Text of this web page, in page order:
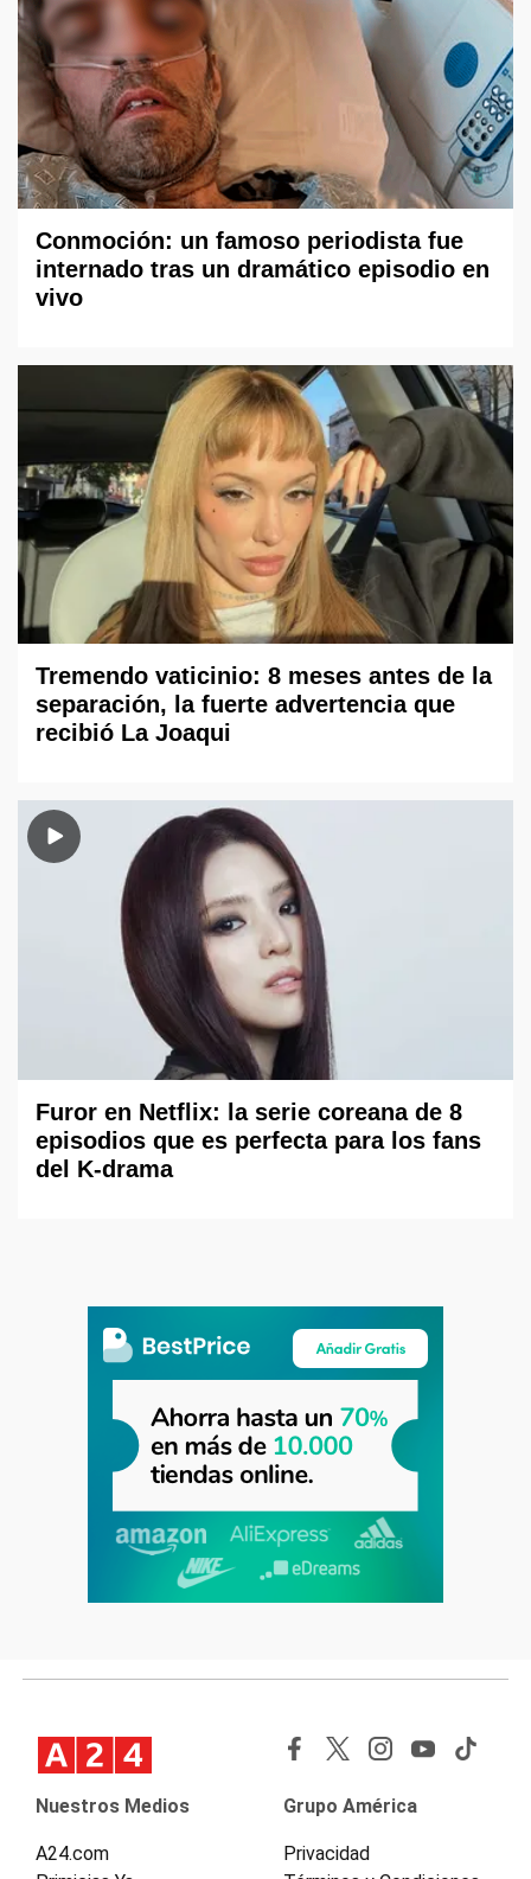
Conmoción: un famoso periodista fue
internado tras un dramático episodio en
vivo
Tremendo vaticinio: 8 meses antes de la
separación, la fuerte advertencia que
recibió La Joaqui
Furor en Netflix: la serie coreana de 8
episodios que es perfecta para los fans
del K-drama
Nuestros Medios
A24.com
Grupo América
Privacidad